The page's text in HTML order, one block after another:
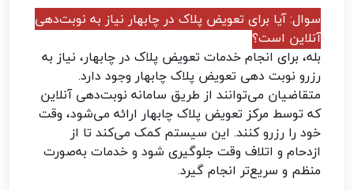
سوال: آیا برای تعویض پلاک در چابهار نیاز به نوبت‌دهی
آنلاین است؟
بله، برای انجام خدمات تعویض پلاک در چابهار، نیاز به
رزرو نوبت دهی تعویض پلاک چابهار وجود دارد.
متقاضیان می‌توانند از طریق سامانه نوبت‌دهی آنلاین
که توسط مرکز تعویض پلاک چابهار ارائه می‌شود، وقت
خود را رزرو کنند. این سیستم کمک می‌کند تا از
ازدحام و اتلاف وقت جلوگیری شود و خدمات به‌صورت
منظم و سریع‌تر انجام گیرد.